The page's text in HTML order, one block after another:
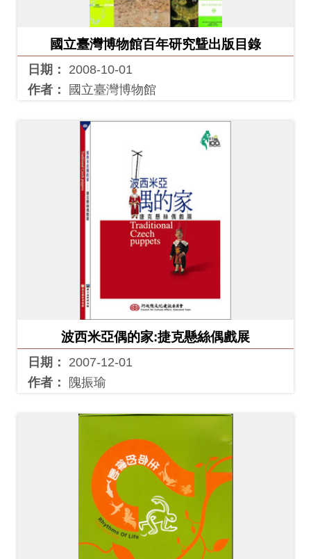
國立臺灣博物館百年研究曁出版目錄
日期：
2008-10-01
作者：
國立臺灣博物館
波西米亞偶的家:捷克懸絲偶戲展
日期：
2007-12-01
作者：
隗振瑜